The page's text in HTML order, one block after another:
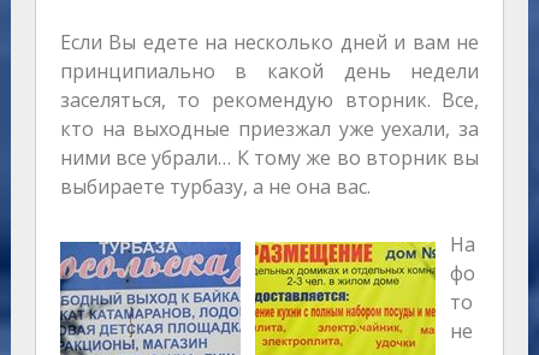
Если Вы едете на несколько дней и вам не
принципиально в какой день недели
заселяться, то рекомендую вторник. Все,
кто на выходные приезжал уже уехали, за
ними все убрали… К тому же во вторник вы
выбираете турбазу, а не она вас.
На
фо
то
не